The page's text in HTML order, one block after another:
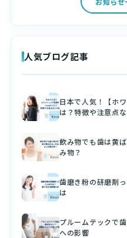
人気ブログ記事
日本で人気！【ホ
は？特徴や注意点
飲み物でも歯は黄
み物？
歯磨き粉の研磨剤
は
プルームテックで
への影響